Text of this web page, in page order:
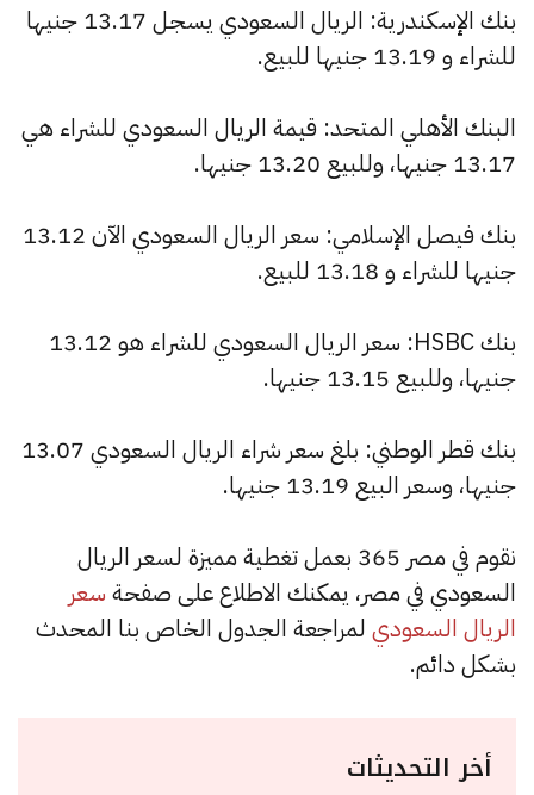
بنك الإسكندرية: الريال السعودي يسجل 13.17 جنيها
للشراء و 13.19 جنيها للبيع.
البنك الأهلي المتحد: قيمة الريال السعودي للشراء هي
13.17 جنيها، وللبيع 13.20 جنيها.
بنك فيصل الإسلامي: سعر الريال السعودي الآن 13.12
جنيها للشراء و 13.18 للبيع.
بنك HSBC: سعر الريال السعودي للشراء هو 13.12
جنيها، وللبيع 13.15 جنيها.
بنك قطر الوطني: بلغ سعر شراء الريال السعودي 13.07
جنيها، وسعر البيع 13.19 جنيها.
نقوم في مصر 365 بعمل تغطية مميزة لسعر الريال
السعودي في مصر، يمكنك الاطلاع على صفحة سعر
الريال السعودي لمراجعة الجدول الخاص بنا المحدث
بشكل دائم.
أخر التحديثات